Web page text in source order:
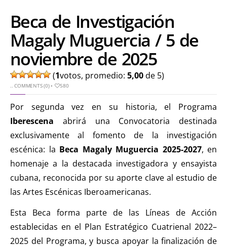
Beca de Investigación
Magaly Muguercia / 5 de
noviembre de 2025
(1votos, promedio: 5,00de 5)
..COMMENTS (0)• 580
Por segunda vez en su historia, el Programa
Iberescena abrirá una Convocatoria destinada
exclusivamente al fomento de la investigación
escénica: la Beca Magaly Muguercia 2025-2027, en
homenaje a la destacada investigadora y ensayista
cubana, reconocida por su aporte clave al estudio de
las Artes Escénicas Iberoamericanas.
Esta Beca forma parte de las Líneas de Acción
establecidas en el Plan Estratégico Cuatrienal 2022–
2025 del Programa, y busca apoyar la finalización de